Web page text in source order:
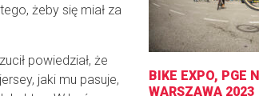
żeby się miał za
powiedział, że
jaki mu pasuje,
BIKE EXPO, PGE
WARSZAWA 2023